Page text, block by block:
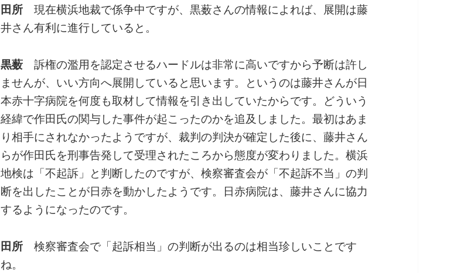
田所 現在横浜地裁で係争中ですが、黒薮さんの情報によれば、展開は藤
井さん有利に進行していると。
黒薮 訴権の濫用を認定させるハードルは非常に高いですから予断は許し
ませんが、いい方向へ展開していると思います。というのは藤井さんが日
本赤十字病院を何度も取材して情報を引き出していたからです。どういう
経緯で作田氏の関与した事件が起こったのかを追及しました。最初はあま
り相手にされなかったようですが、裁判の判決が確定した後に、藤井さん
らが作田氏を刑事告発して受理されたころから態度が変わりました。横浜
地検は「不起訴」と判断したのですが、検察審査会が「不起訴不当」の判
断を出したことが日赤を動かしたようです。日赤病院は、藤井さんに協力
するようになったのです。
田所 検察審査会で「起訴相当」の判断が出るのは相当珍しいことです
ね。